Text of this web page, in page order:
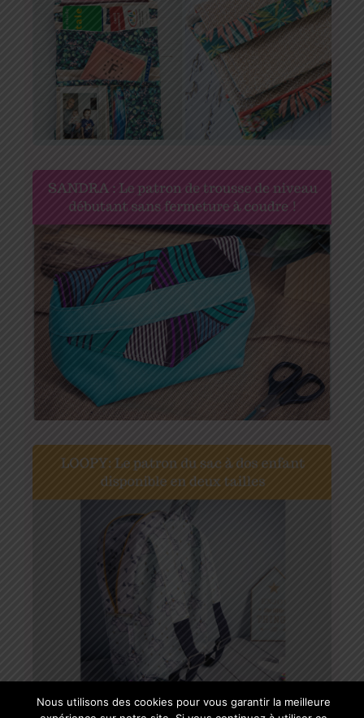
Nous utilisons des cookies pour vous garantir la meilleure